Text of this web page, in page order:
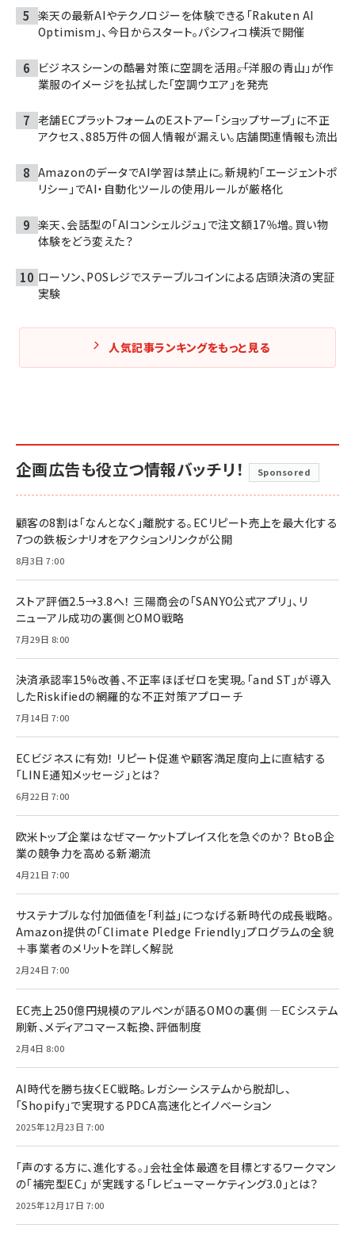
楽天の最新AIやテクノロジーを体験できる「Rakuten AI
Optimism」、今日からスタート。パシフィコ横浜で開催
ビジネスシーンの酷暑対策に空調を活用――。「洋服の青山」が作
業服のイメージを払拭した「空調ウエア」を発売
老舗ECプラットフォームのEストアー「ショップサーブ」に不正
アクセス、885万件の個人情報が漏えい。店舗関連情報も流出
AmazonのデータでAI学習は禁止に。新規約「エージェントポ
リシー」でAI・自動化ツールの使用ルールが厳格化
楽天、会話型の「AIコンシェルジュ」で注文額17％増。買い物
体験をどう変えた？
ローソン、POSレジでステーブルコインによる店頭決済の実証
実験
人気記事ランキングをもっと見る
企画広告も役立つ情報バッチリ！ Sponsored
顧客の8割は「なんとなく」離脱する。ECリピート売上を最大化する
7つの鉄板シナリオをアクションリンクが公開
8月3日 7:00
ストア評価2.5→3.8へ！ 三陽商会の「SANYO公式アプリ」、リ
ニューアル成功の裏側とOMO戦略
7月29日 8:00
決済承認率15%改善、不正率ほぼゼロを実現。「and ST」が導入
したRiskifiedの網羅的な不正対策アプローチ
7月14日 7:00
ECビジネスに有効！ リピート促進や顧客満足度向上に直結する
「LINE通知メッセージ」とは？
6月22日 7:00
欧米トップ企業はなぜマーケットプレイス化を急ぐのか？ BtoB企
業の競争力を高める新潮流
4月21日 7:00
サステナブルな付加価値を「利益」につなげる新時代の成長戦略。
Amazon提供の「Climate Pledge Friendly」プログラムの全貌
＋事業者のメリットを詳しく解説
2月24日 7:00
EC売上250億円規模のアルペンが語るOMOの裏側 ―ECシステム
刷新、メディアコマース転換、評価制度
2月4日 8:00
AI時代を勝ち抜くEC戦略。レガシーシステムから脱却し、
「Shopify」で実現するPDCA高速化とイノベーション
2025年12月23日 7:00
「声のする方に、進化する。」会社全体最適を目標とするワークマン
の「補完型EC」 が実践する「レビューマーケティング3.0」とは？
2025年12月17日 7:00